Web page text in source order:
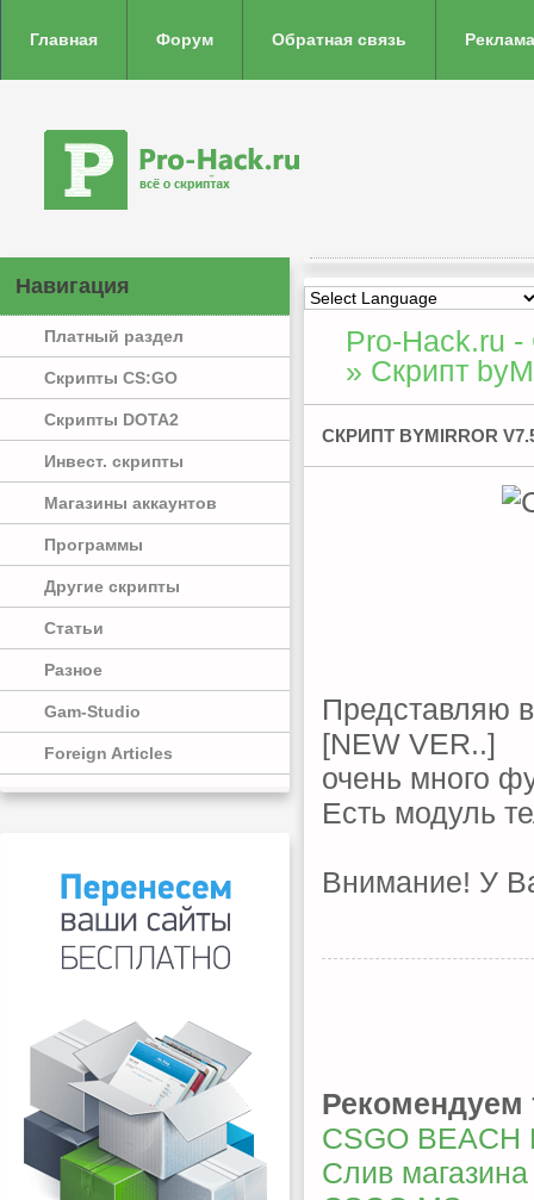
Главная Форум Обратная связь
Навигация
Платный раздел
Скрипты CS:GO
Скрипты DOTA2
Инвест. скрипты
Магазины аккаунтов
Программы
Другие скрипты
Статьи
Разное
Gam-Studio
Foreign Articles
Pro-Hack.ru
» Скрипт
СКРИПТ BYMIRROR
Представляю
[NEW VER..]
очень много
Есть модуль
Внимание! У
Рекомендуем
CSGO
Слив